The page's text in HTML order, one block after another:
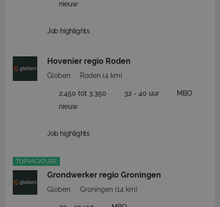
nieuw
Job highlights
Hovenier regio Roden
Globen Roden (4 km)
2.450 tot 3.350 32 - 40 uur
MBO
nieuw
Job highlights
TOPVACATURE
Grondwerker regio Groningen
Globen Groningen (14 km)